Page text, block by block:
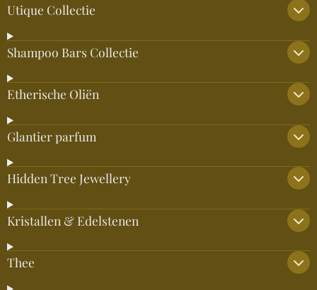
Utique Collectie
Shampoo Bars Collectie
Etherische Oliën
Glantier parfum
Hidden Tree Jewellery
Kristallen & Edelstenen
Thee